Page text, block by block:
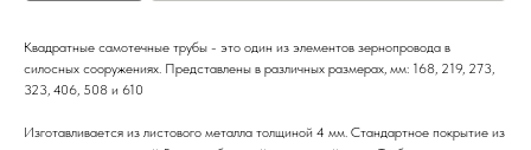
Квадратные самотечные трубы - это один из элементов зернопровода в
силосных сооружениях. Представлены в различных размерах, мм: 168, 219, 273,
323, 406, 508 и 610
Изготавливается из листового металла толщиной 4 мм. Стандартное покрытие из